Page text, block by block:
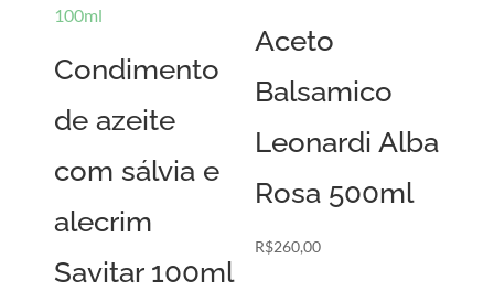
Condimento
de azeite
com sálvia e
alecrim
Savitar 100ml
Aceto
Balsamico
Leonardi Alba
Rosa 500ml
R$260,00